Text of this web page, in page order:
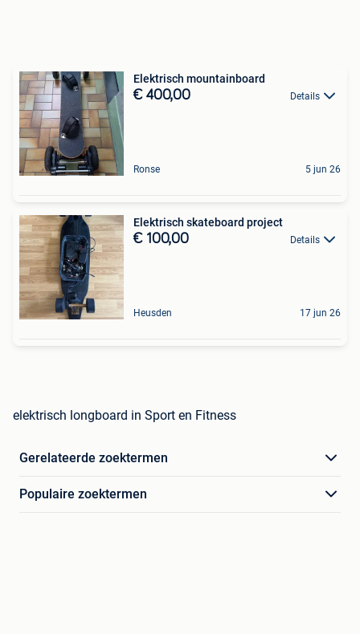
Elektrisch mountainboard
€ 400,00 Details
Ronse 5 jun 26
Elektrisch skateboard project
€ 100,00 Details
Heusden 17 jun 26
elektrisch longboard in Sport en Fitness
Gerelateerde zoektermen
Populaire zoektermen